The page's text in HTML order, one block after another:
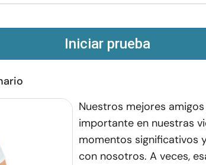
Iniciar prueba
Nuestros mejores
importante en nuestras
momentos significativos
con nosotros. A veces,